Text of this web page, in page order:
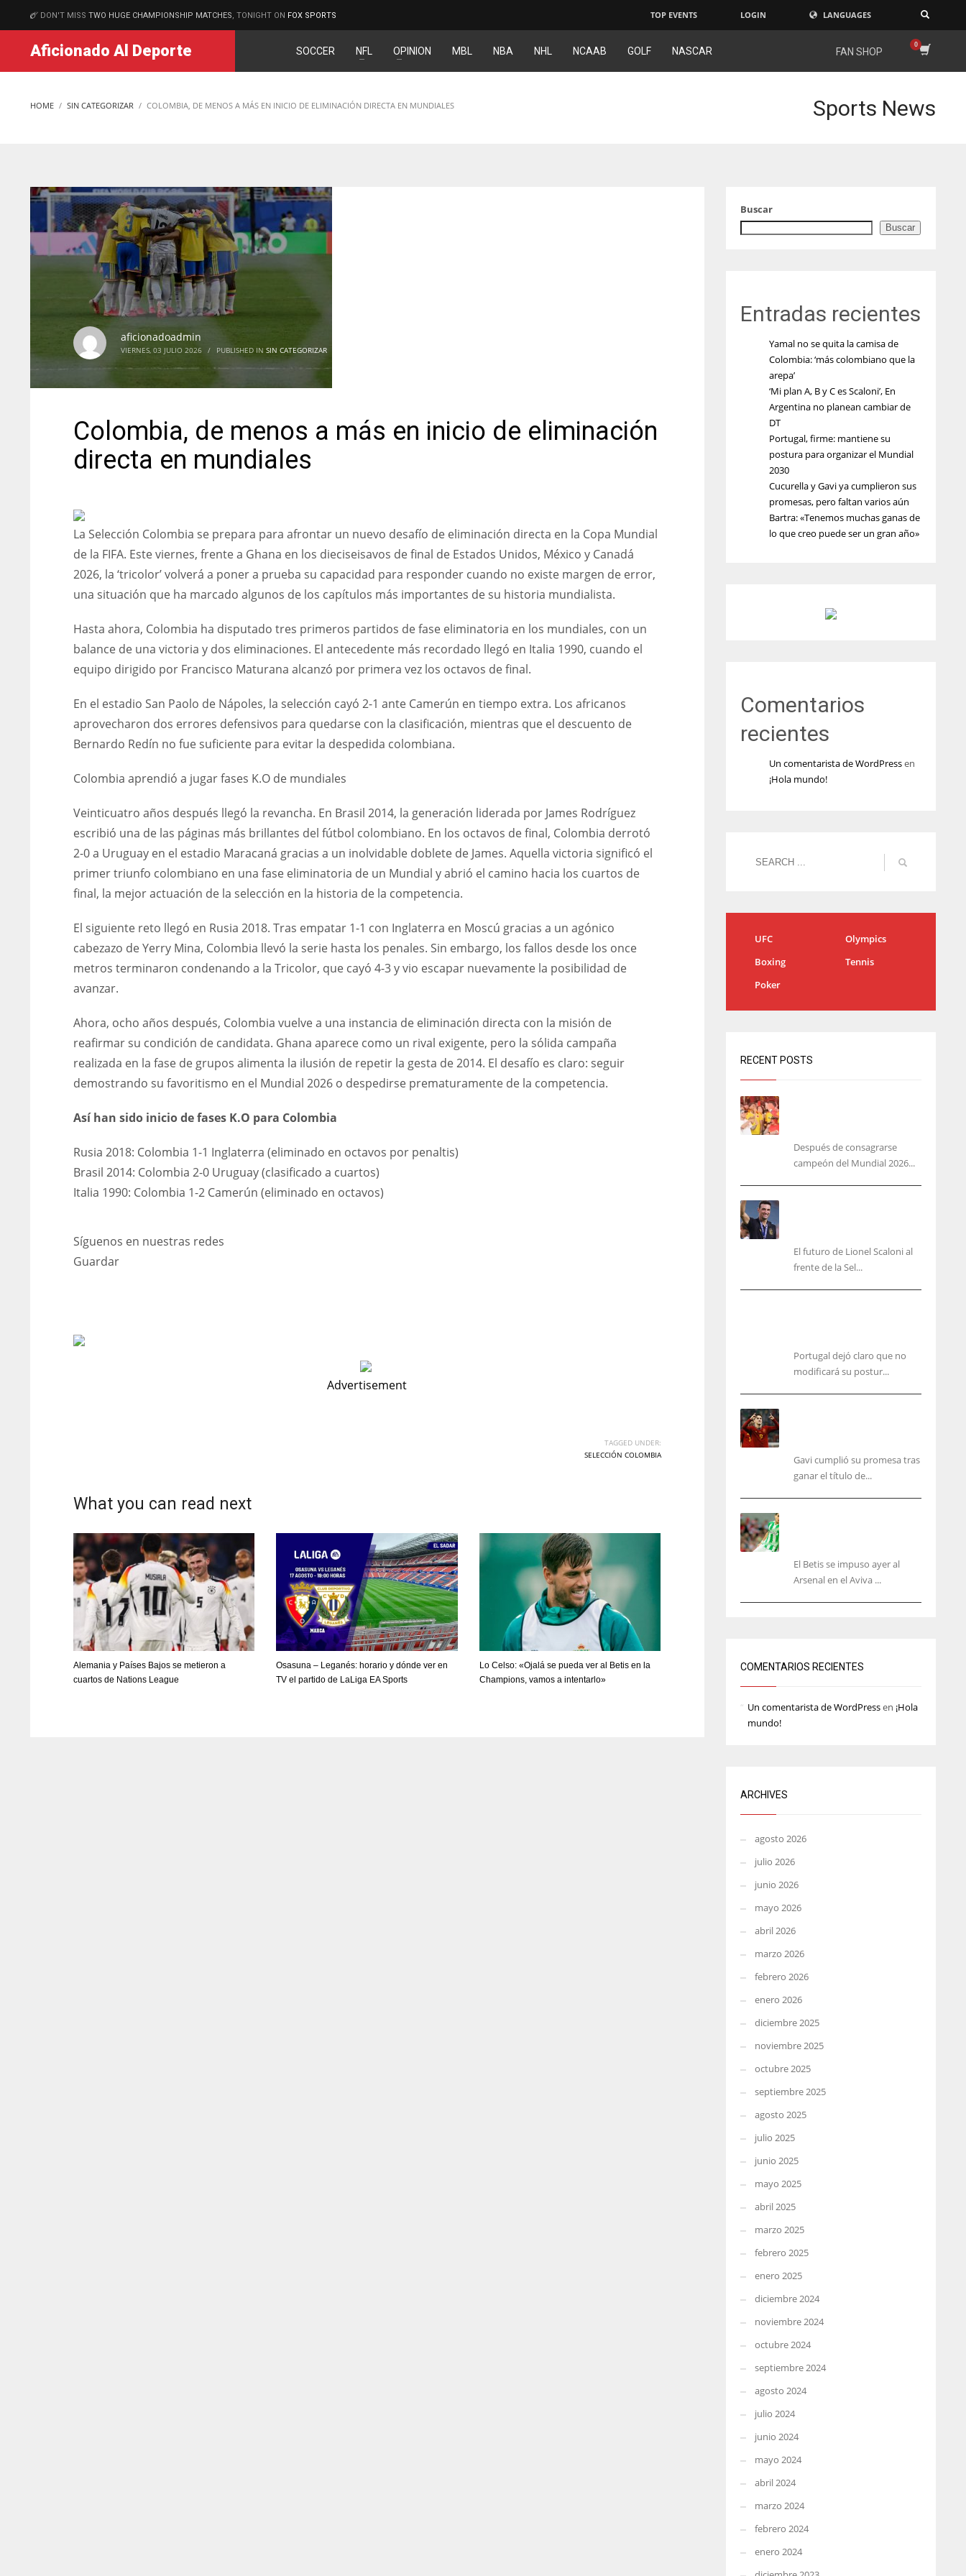
MATCHES
DAL
22
WSH
26
DAL
22
WSH
26
DEN
24
PIT
20
NE NYG
MIA
17
NYJ
3
DON'T MISS TWO HUGE CHAMPIONSHIP MATCHES , TONIGHT ON FOX SPORTS TOP EVENTS LOGIN LANGUAGES
Aficionado Al Deporte SOCCER NFL OPINION MBL NBA NHL NCAAB GOLF NASCAR FAN SHOP
HOME SIN CATEGORIZAR COLOMBIA, DE MENOS A MÁS EN INICIO DE ELIMINACIÓN DIRECTA EN MUNDIALES Sports News
aficionadoadmin
VIERNES, 03 JULIO 2026 / PUBLISHED IN SIN CATEGORIZAR
Colombia, de menos a más en inicio de eliminación
directa en mundiales
La Selección Colombia se prepara para afrontar un nuevo desafío de eliminación directa en la Copa Mundial
de la FIFA. Este viernes, frente a Ghana en los dieciseisavos de final de Estados Unidos, México y Canadá
2026, la ‘tricolor’ volverá a poner a prueba su capacidad para responder cuando no existe margen de error,
una situación que ha marcado algunos de los capítulos más importantes de su historia mundialista.
Hasta ahora, Colombia ha disputado tres primeros partidos de fase eliminatoria en los mundiales, con un
balance de una victoria y dos eliminaciones. El antecedente más recordado llegó en Italia 1990, cuando el
equipo dirigido por Francisco Maturana alcanzó por primera vez los octavos de final.
En el estadio San Paolo de Nápoles, la selección cayó 2-1 ante Camerún en tiempo extra. Los africanos
aprovecharon dos errores defensivos para quedarse con la clasificación, mientras que el descuento de
Bernardo Redín no fue suficiente para evitar la despedida colombiana.
Colombia aprendió a jugar fases K.O de mundiales
Veinticuatro años después llegó la revancha. En Brasil 2014, la generación liderada por James Rodríguez
escribió una de las páginas más brillantes del fútbol colombiano. En los octavos de final, Colombia derrotó
2-0 a Uruguay en el estadio Maracaná gracias a un inolvidable doblete de James. Aquella victoria significó el
primer triunfo colombiano en una fase eliminatoria de un Mundial y abrió el camino hacia los cuartos de
final, la mejor actuación de la selección en la historia de la competencia.
El siguiente reto llegó en Rusia 2018. Tras empatar 1-1 con Inglaterra en Moscú gracias a un agónico
cabezazo de Yerry Mina, Colombia llevó la serie hasta los penales. Sin embargo, los fallos desde los once
metros terminaron condenando a la Tricolor, que cayó 4-3 y vio escapar nuevamente la posibilidad de
avanzar.
Ahora, ocho años después, Colombia vuelve a una instancia de eliminación directa con la misión de
reafirmar su condición de candidata. Ghana aparece como un rival exigente, pero la sólida campaña
realizada en la fase de grupos alimenta la ilusión de repetir la gesta de 2014. El desafío es claro: seguir
demostrando su favoritismo en el Mundial 2026 o despedirse prematuramente de la competencia.
Así han sido inicio de fases K.O para Colombia
Rusia 2018: Colombia 1-1 Inglaterra (eliminado en octavos por penaltis)
Brasil 2014: Colombia 2-0 Uruguay (clasificado a cuartos)
Italia 1990: Colombia 1-2 Camerún (eliminado en octavos)
Síguenos en nuestras redes
Guardar
Advertisement
TAGGED UNDER:
SELECCIÓN COLOMBIA
What you can read next
Alemania y Países Bajos se metieron a
cuartos de Nations League
Osasuna – Leganés: horario y dónde ver en
TV el partido de LaLiga EA Sports
Lo Celso: «Ojalá se pueda ver al Betis en la
Champions, vamos a intentarlo»
Buscar
Buscar
Entradas recientes
Yamal no se quita la camisa de
Colombia: ‘más colombiano que la
arepa’
‘Mi plan A, B y C es Scaloni’, En
Argentina no planean cambiar de
DT
Portugal, firme: mantiene su
postura para organizar el Mundial
2030
Cucurella y Gavi ya cumplieron sus
promesas, pero faltan varios aún
Bartra: «Tenemos muchas ganas de
lo que creo puede ser un gran año»
Comentarios
recientes
Un comentarista de WordPressen
¡Hola mundo!
UFC
Olympics
Boxing
Tennis
Poker
RECENT POSTS
Después de consagrarse
campeón del Mundial 2026...
El futuro de Lionel Scaloni al
frente de la Sel...
Portugal dejó claro que no
modificará su postur...
Gavi cumplió su promesa tras
ganar el título de...
El Betis se impuso ayer al
Arsenal en el Aviva ...
COMENTARIOS RECIENTES
Un comentarista de WordPressen ¡Hola
mundo!
ARCHIVES
agosto 2026
julio 2026
junio 2026
mayo 2026
abril 2026
marzo 2026
febrero 2026
enero 2026
diciembre 2025
noviembre 2025
octubre 2025
septiembre 2025
agosto 2025
julio 2025
junio 2025
mayo 2025
abril 2025
marzo 2025
febrero 2025
enero 2025
diciembre 2024
noviembre 2024
octubre 2024
septiembre 2024
agosto 2024
julio 2024
junio 2024
mayo 2024
abril 2024
marzo 2024
febrero 2024
enero 2024